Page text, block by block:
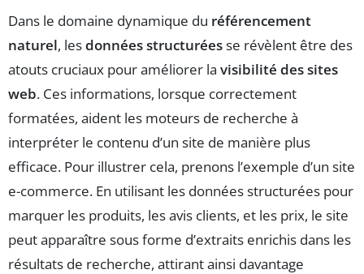
Dans le domaine dynamique du référencement
naturel, lesdonnées structuréesse révèlent être des
atouts cruciaux pour améliorer la visibilité des sites
web. Ces informations, lorsque correctement
formatées, aident les moteurs de recherche à
interpréter le contenu d’un site de manière plus
efficace. Pour illustrer cela, prenons l’exemple d’un site
e-commerce. En utilisant les données structurées pour
marquer les produits, les avis clients, et les prix, le site
peut apparaître sous forme d’extraits enrichis dans les
résultats de recherche, attirant ainsi davantage